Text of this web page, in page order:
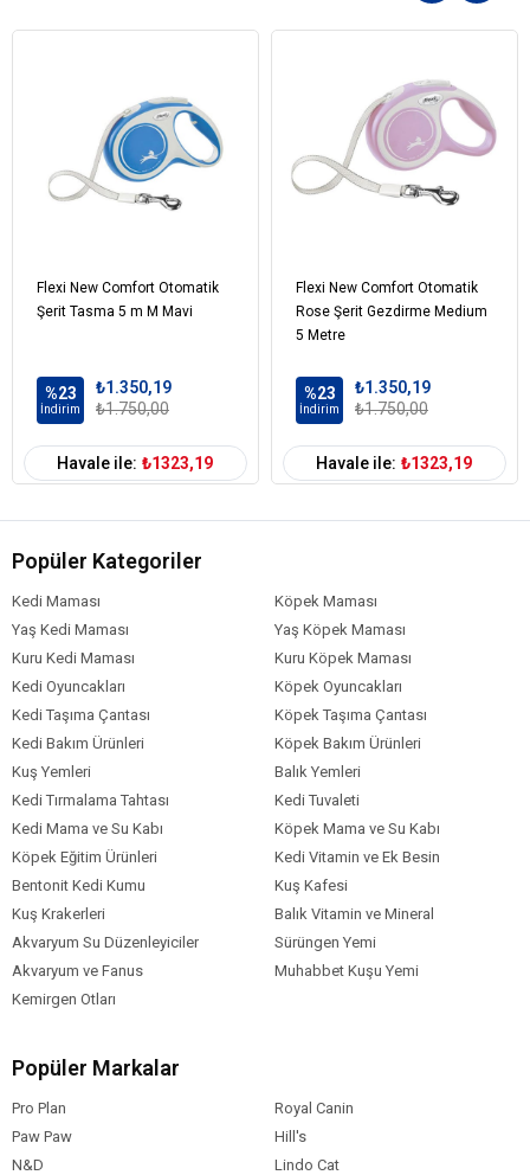
Flexi New Comfort Otomatik
Şerit Tasma 5 m M Mavi
%23
İndirim
₺1.350,19
₺1.750,00
Havale ile: ₺1323,19
Flexi New Comfort Otomatik
Rose Şerit Gezdirme Medium
5 Metre
%23
İndirim
₺1.350,19
₺1.750,00
Havale ile: ₺1323,19
Popüler Kategoriler
Kedi Maması
Köpek Maması
Yaş Kedi Maması
Yaş Köpek Maması
Kuru Kedi Maması
Kuru Köpek Maması
Kedi Oyuncakları
Köpek Oyuncakları
Kedi Taşıma Çantası
Köpek Taşıma Çantası
Kedi Bakım Ürünleri
Köpek Bakım Ürünleri
Kuş Yemleri
Balık Yemleri
Kedi Tırmalama Tahtası
Kedi Tuvaleti
Kedi Mama ve Su Kabı
Köpek Mama ve Su Kabı
Köpek Eğitim Ürünleri
Kedi Vitamin ve Ek Besin
Bentonit Kedi Kumu
Kuş Kafesi
Kuş Krakerleri
Balık Vitamin ve Mineral
Akvaryum Su Düzenleyiciler
Sürüngen Yemi
Akvaryum ve Fanus
Muhabbet Kuşu Yemi
Kemirgen Otları
Popüler Markalar
Pro Plan
Royal Canin
Paw Paw
Hill's
N&D
Lindo Cat